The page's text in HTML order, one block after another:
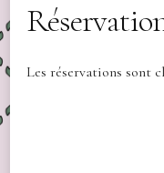
Les réservations sont